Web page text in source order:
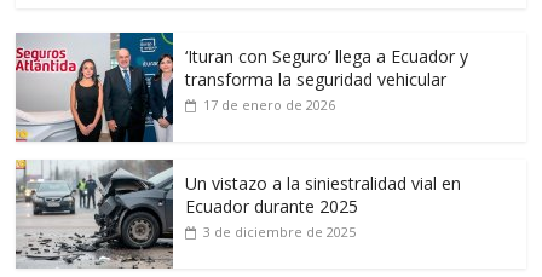
‘Ituran con Seguro’ llega a Ecuador y
transforma la seguridad vehicular
17 de enero de 2026
Un vistazo a la siniestralidad vial en
Ecuador durante 2025
3 de diciembre de 2025